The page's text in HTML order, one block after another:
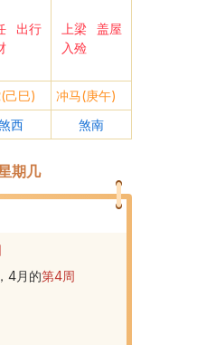
出行
上梁
盖屋
入殓
己巳)
冲马(庚午)
西 煞南
期几
，4月的第4周